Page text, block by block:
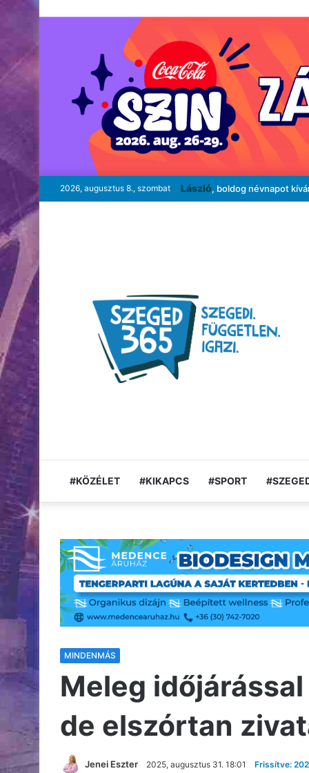
2026, augusztus 8., szombat László, boldog névnapot
#KÖZÉLET #KIKAPCS #SPORT
MINDENMÁS
Meleg
de elszórtan
Jenei Eszter 2025, augusztus 31. 18:01 Frissítve: